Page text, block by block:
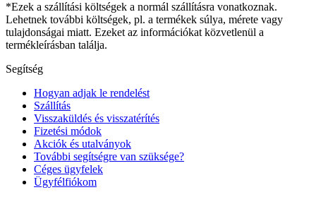
*Ezek a szállítási költségek a normál szállításra vonatkoznak.
Lehetnek további költségek, pl. a termékek súlya, mérete vagy
tulajdonságai miatt. Ezeket az információkat közvetlenül a
termékleírásban találja.
Segítség
Hogyan adjak le rendelést
Szállítás
Visszaküldés és visszatérítés
Fizetési módok
Akciók és utalványok
További segítségre van szüksége?
Céges ügyfelek
Ügyfélfiókom